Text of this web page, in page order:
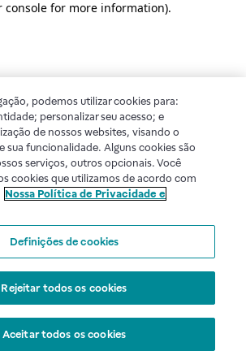
console for more information).
podemos utilizar cookies para:
personalizar seu acesso; e
de nossos websites, visando o
sua funcionalidade. Alguns cookies são
serviços, outros opcionais. Você
cookies que utilizamos de acordo com
Nossa Política de Privacidade e
Definições de cookies
Rejeitar todos os cookies
Aceitar todos os cookies